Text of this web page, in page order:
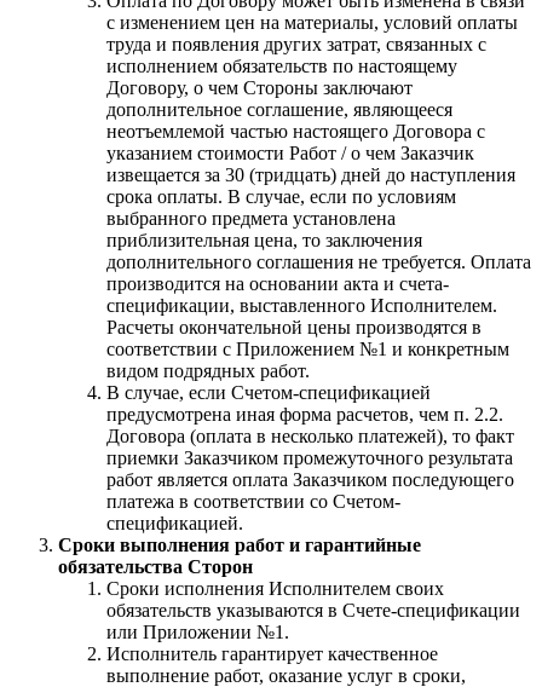
с изменением цен на материалы, условий оплаты
труда и появления других затрат, связанных с
исполнением обязательств по настоящему
Договору, о чем Стороны заключают
дополнительное соглашение, являющееся
неотъемлемой частью настоящего Договора с
указанием стоимости Работ / о чем Заказчик
извещается за 30 (тридцать) дней до наступления
срока оплаты. В случае, если по условиям
выбранного предмета установлена
приблизительная цена, то заключения
дополнительного соглашения не требуется. Оплата
производится на основании акта и счета-
спецификации, выставленного Исполнителем.
Расчеты окончательной цены производятся в
соответствии с Приложением №1 и конкретным
видом подрядных работ.
В случае, если Счетом-спецификацией
предусмотрена иная форма расчетов, чем п. 2.2.
Договора (оплата в несколько платежей), то факт
приемки Заказчиком промежуточного результата
работ является оплата Заказчиком последующего
платежа в соответствии со Счетом-
спецификацией.
Сроки выполнения работ и гарантийные
обязательства Сторон
Сроки исполнения Исполнителем своих
обязательств указываются в Счете-спецификации
или Приложении №1.
Исполнитель гарантирует качественное
выполнение работ, оказание услуг в сроки,